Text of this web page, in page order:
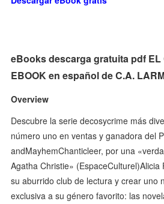
eBooks descarga gratuita pdf EL
EBOOK en español de C.A.
Overview
Descubre la serie decosycrime más
número uno en ventas y ganadora del
andMayhemChanticleer, por una
Agatha Christie»
su aburrido club de lectura y crear uno
exclusiva a su género favorito: las